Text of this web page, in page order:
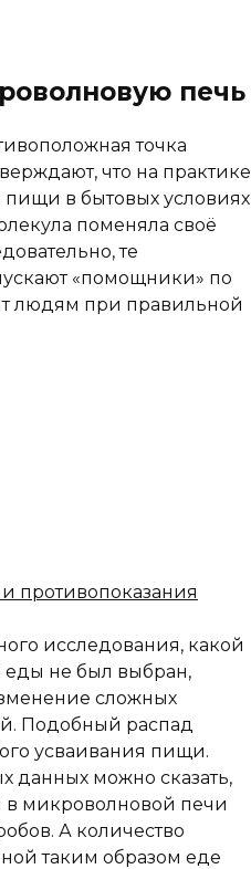
печь
точка
что на практике
в бытовых условиях
поменяла своё
те
«помощники» по
людям при правильной
противопоказания
исследования, какой
еды не был выбран,
сложных
Подобный распад
усваивания пищи.
данных можно сказать,
микроволновой печи
А количество
таким образом еде